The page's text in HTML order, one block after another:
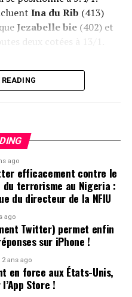
Ina du Rib (413)
Jezabelle bie(402) et
deux cotées à 13/1.
Parieurs
sur les chevaux que vous
par email avant
et pronostics d’experts en
compétitions à venir.
minutieusement
des chevaux.
ago
efficacement contre le
terrorisme au Nigeria :
du directeur de la NFIU
ago
Twitter) permet enfin
sur iPhone !
2 ans ago
en force aux États-Unis,
Store !